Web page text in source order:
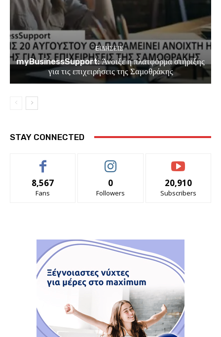
EΙΔΗΣΕΙΣ
myBusinessSupport: Άνοιξε η πλατφόρμα στήριξης
για τις επιχειρήσεις της Σαμοθράκης
STAY CONNECTED
8,567
Fans
0
Followers
20,910
Subscribers